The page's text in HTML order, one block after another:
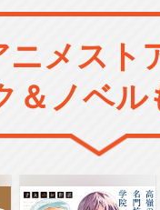
ニメスト
＆ノベ